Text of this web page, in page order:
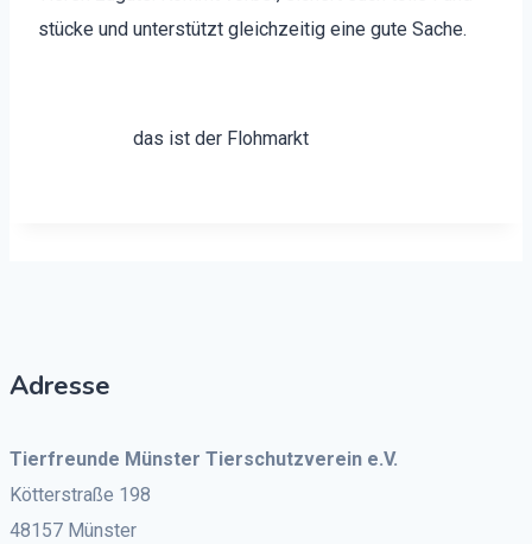
stücke und unter­stützt gle­ichzeit­ig eine gute Sache.
das ist der Flohmarkt
Adresse
Tierfreunde Münster Tierschutzverein e.V.
Kötterstraße 198
48157 Münster